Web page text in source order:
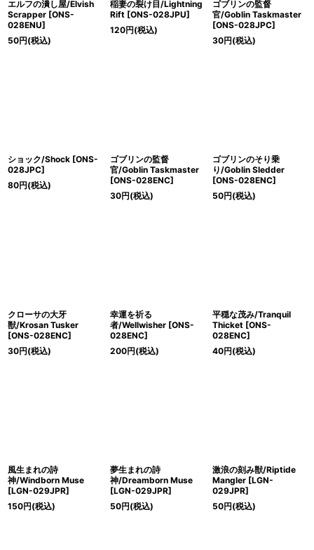
エルフの潰し屋/Elvish
Scrapper [ONS-
028ENU]
50円(税込)
稲妻の裂け目/Lightning
Rift [ONS-028JPU]
120円(税込)
ゴブリンの監督
官/Goblin Taskmaster
[ONS-028JPC]
30円(税込)
ショック/Shock [ONS-
028JPC]
80円(税込)
ゴブリンの監督
官/Goblin Taskmaster
[ONS-028ENC]
30円(税込)
ゴブリンのそり乗
り/Goblin Sledder
[ONS-028ENC]
50円(税込)
クローサの大牙
獣/Krosan Tusker
[ONS-028ENC]
30円(税込)
幸運を祈る
者/Wellwisher [ONS-
028ENC]
200円(税込)
平穏な茂み/Tranquil
Thicket [ONS-
028ENC]
40円(税込)
風生まれの詩
神/Windborn Muse
[LGN-029JPR]
150円(税込)
夢生まれの詩
神/Dreamborn Muse
[LGN-029JPR]
50円(税込)
激浪の刻み獣/Riptide
Mangler [LGN-
029JPR]
50円(税込)